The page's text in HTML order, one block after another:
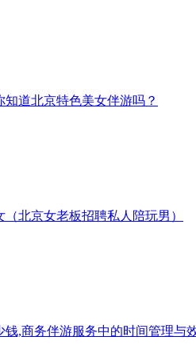
道北京特色美女伴游吗？
北京女老板招聘私人陪玩男）
钱,商务伴游服务中的时间管理与